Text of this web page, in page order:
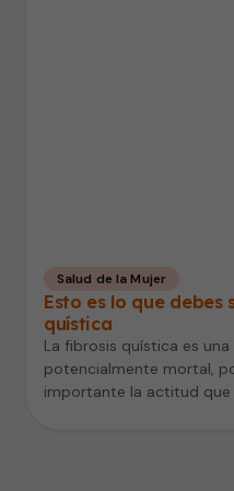
Salud de la Mujer
Esto es lo que
quística
La fibrosis quística es
potencialmente mortal,
importante la actitud que